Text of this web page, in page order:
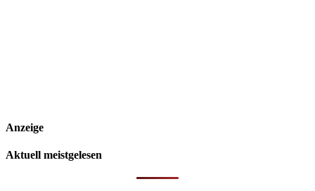
Anzeige
Aktuell meistgelesen